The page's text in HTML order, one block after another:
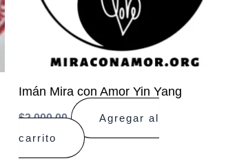
Imán Mira con Amor Yin Yang
$2.000,00
Agregar al
carrito